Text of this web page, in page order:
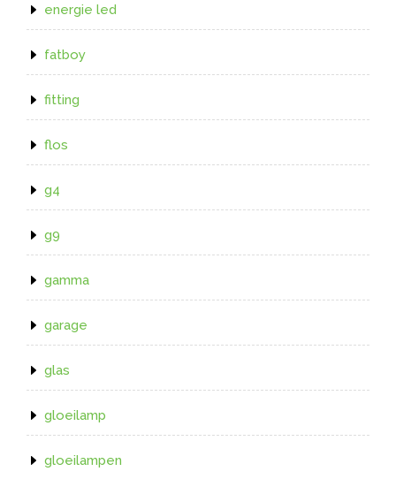
energie led
fatboy
fitting
flos
g4
g9
gamma
garage
glas
gloeilamp
gloeilampen